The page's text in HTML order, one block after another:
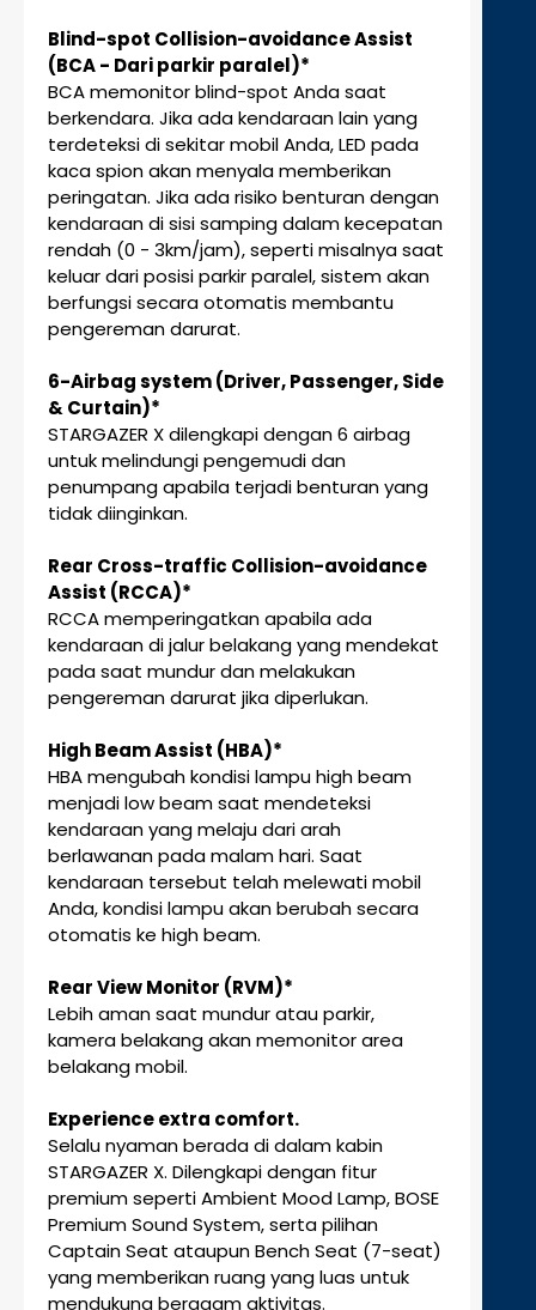
Blind-spot Collision-avoidance Assist
(BCA - Dari parkir paralel)*
BCA memonitor blind-spot Anda saat
berkendara. Jika ada kendaraan lain yang
terdeteksi di sekitar mobil Anda, LED pada
kaca spion akan menyala memberikan
peringatan. Jika ada risiko benturan dengan
kendaraan di sisi samping dalam kecepatan
rendah (0 - 3km/jam), seperti misalnya saat
keluar dari posisi parkir paralel, sistem akan
berfungsi secara otomatis membantu
pengereman darurat.
6-Airbag system (Driver, Passenger, Side
& Curtain)*
STARGAZER X dilengkapi dengan 6 airbag
untuk melindungi pengemudi dan
penumpang apabila terjadi benturan yang
tidak diinginkan.
Rear Cross-traffic Collision-avoidance
Assist (RCCA)*
RCCA memperingatkan apabila ada
kendaraan di jalur belakang yang mendekat
pada saat mundur dan melakukan
pengereman darurat jika diperlukan.
High Beam Assist (HBA)*
HBA mengubah kondisi lampu high beam
menjadi low beam saat mendeteksi
kendaraan yang melaju dari arah
berlawanan pada malam hari. Saat
kendaraan tersebut telah melewati mobil
Anda, kondisi lampu akan berubah secara
otomatis ke high beam.
Rear View Monitor (RVM)*
Lebih aman saat mundur atau parkir,
kamera belakang akan memonitor area
belakang mobil.
Experience extra comfort.
Selalu nyaman berada di dalam kabin
STARGAZER X. Dilengkapi dengan fitur
premium seperti Ambient Mood Lamp, BOSE
Premium Sound System, serta pilihan
Captain Seat ataupun Bench Seat (7-seat)
yang memberikan ruang yang luas untuk
mendukung beragam aktivitas.